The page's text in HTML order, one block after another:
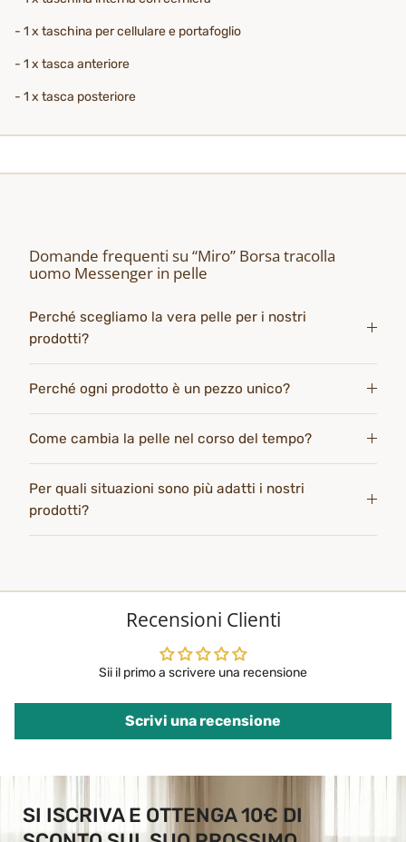
- 1 x taschina per cellulare e portafoglio
- 1 x tasca anteriore
- 1 x tasca posteriore
Domande frequenti su “Miro” Borsa tracolla
uomo Messenger in pelle
Perché scegliamo la vera pelle per i nostri
prodotti?
Perché ogni prodotto è un pezzo unico?
Come cambia la pelle nel corso del tempo?
Per quali situazioni sono più adatti i nostri
prodotti?
Recensioni Clienti
Sii il primo a scrivere una recensione
Scrivi una recensione
SI ISCRIVA E OTTENGA 10€ DI